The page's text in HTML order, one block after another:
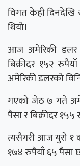
विगत केही
थियो।
आज अमेरिकी डलर
बिक्रीदर १५२
अमेरिकी डलरको
गएको जेठ ७ गते
पैसा र बिक्रीदर
त्यसैगरी आज युरो १
१७४ रुपैयाँ ६५ पैसा